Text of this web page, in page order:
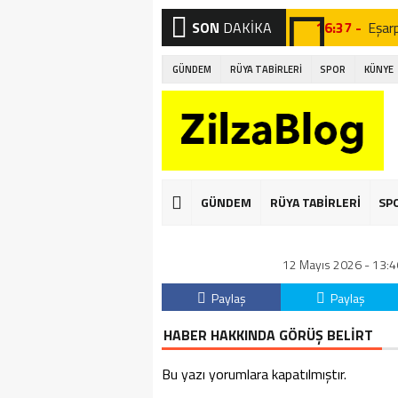
SON DAKİKA 16:37 -
16:24 -
Fizik
16:04 -
16:02 -
15:57 -
15:52 -
00:53 -
22:31 -
21:05 -
GÜNDEM RÜYA TABİRLERİ SPOR KÜNYE
GÜNDEM RÜYA TABİRLERİ
12 Mayıs 2026 -
Paylaş
Paylaş
HABER HAKKINDA GÖRÜŞ BELİRT
Bu yazı yorumlara kapatılmıştır.